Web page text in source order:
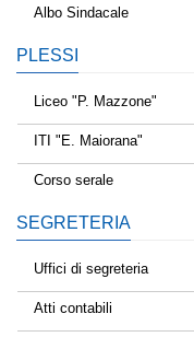
Albo Sindacale
PLESSI
Liceo "P. Mazzone"
ITI "E. Maiorana"
Corso serale
SEGRETERIA
Uffici di segreteria
Atti contabili